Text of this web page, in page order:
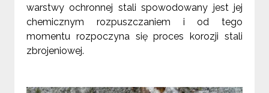
warstwy ochronnej stali spowodowany jest jej
chemicznym rozpuszczaniem i od tego
momentu rozpoczyna się proces korozji stali
zbrojeniowej.